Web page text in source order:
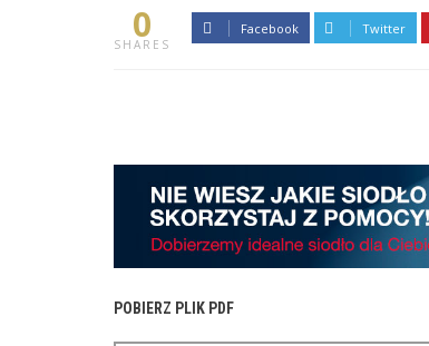
0
SHARES
Facebook Twitter
POBIERZ PLIK PDF